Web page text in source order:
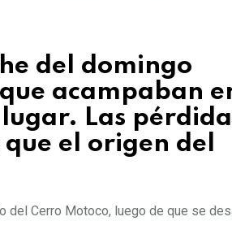
del domingo
acampaban
Las
el origen del
Cerro Motoco, luego de que se